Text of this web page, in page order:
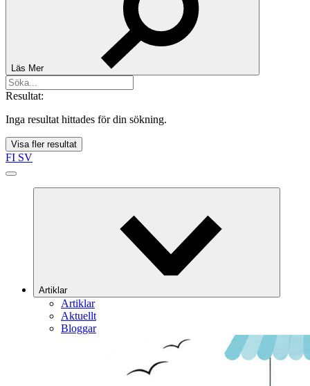
Läs Mer
Resultat:
Inga resultat hittades för din sökning.
Visa fler resultat
FI SV
Artiklar
Artiklar
Aktuellt
Bloggar